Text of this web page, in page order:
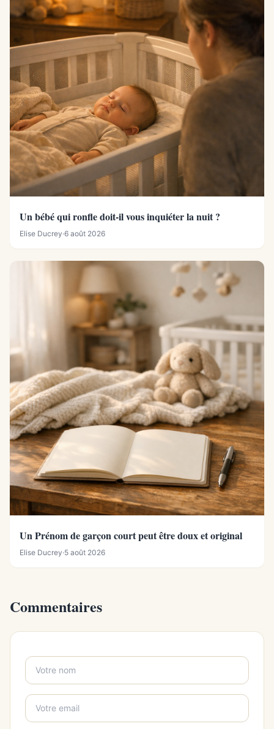
Un bébé qui ronfle doit-il vous inquiéter la nuit ?
Elise Ducrey·6 août 2026
Un Prénom de garçon court peut être doux et original
Elise Ducrey·5 août 2026
Commentaires